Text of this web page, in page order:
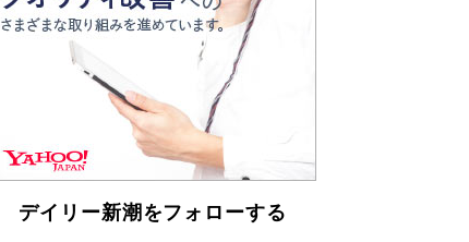
東野圭吾、伊坂幸太郎の人気シリーズ最新作どち
らも文庫化 映画化された直木賞受賞作もランク
イン［文庫ベストセラー］
Book Bang
デイリー新潮をフォローする